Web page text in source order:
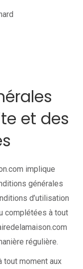
et des
implique
générales
d’utilisation
complétées à tout
régulière.
tout moment aux